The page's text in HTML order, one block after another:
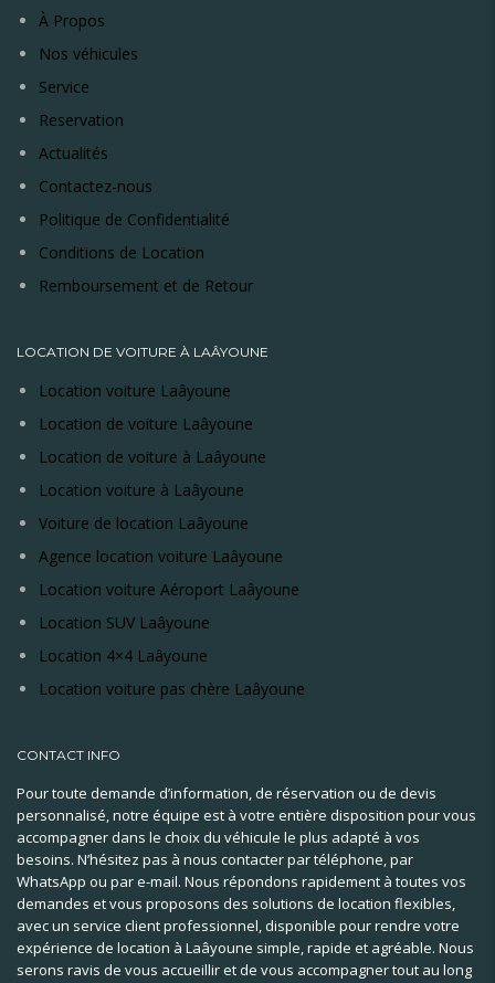
À Propos
Nos véhicules
Service
Reservation
Actualités
Contactez-nous
Politique de Confidentialité
Conditions de Location
Remboursement et de Retour
LOCATION DE VOITURE À LAÂYOUNE
Location voiture Laâyoune
Location de voiture Laâyoune
Location de voiture à Laâyoune
Location voiture à Laâyoune
Voiture de location Laâyoune
Agence location voiture Laâyoune
Location voiture Aéroport Laâyoune
Location SUV Laâyoune
Location 4×4 Laâyoune
Location voiture pas chère Laâyoune
CONTACT INFO
Pour toute demande d’information, de réservation ou de devis
personnalisé, notre équipe est à votre entière disposition pour vous
accompagner dans le choix du véhicule le plus adapté à vos
besoins. N’hésitez pas à nous contacter par téléphone, par
WhatsApp ou par e-mail. Nous répondons rapidement à toutes vos
demandes et vous proposons des solutions de location flexibles,
avec un service client professionnel, disponible pour rendre votre
expérience de location à Laâyoune simple, rapide et agréable. Nous
serons ravis de vous accueillir et de vous accompagner tout au long